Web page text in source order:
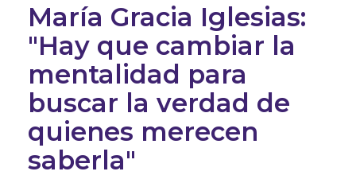
María Gracia Iglesias:
"Hay que cambiar la
mentalidad para
buscar la verdad de
quienes merecen
saberla"